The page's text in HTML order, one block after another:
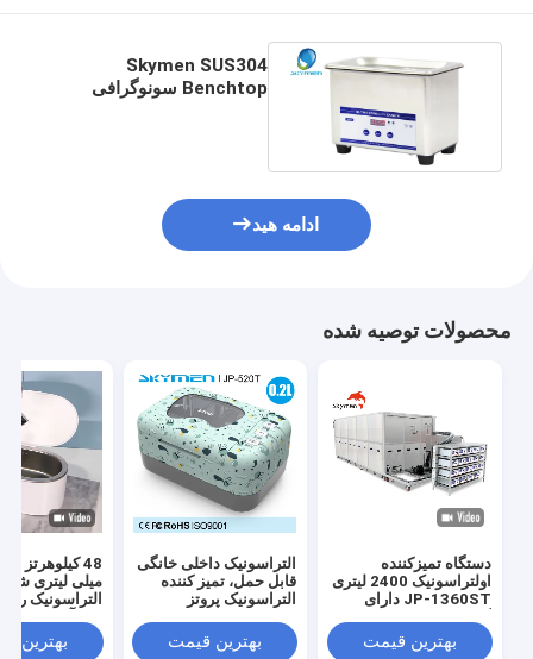
Skymen SUS304
Benchtop سونوگرافی
ادامه هید
محصولات توصیه شده
دستگاه تمیزکننده
اولتراسونیک 2400 لیتری
JP-1360ST دارای
کردن خانگی و جواهرات
بهترین قیمت
التراسونیک داخلی خانگی
قابل حمل، تمیز کننده
التراسونیک پروتز
بهترین قیمت
میلی لیتری
التراسونیک
بهترین